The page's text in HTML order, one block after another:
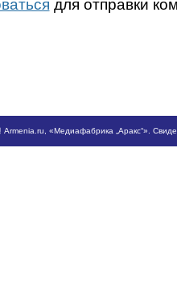
для отправки
Armenia.ru , «Медиафабрика „Аракс“».